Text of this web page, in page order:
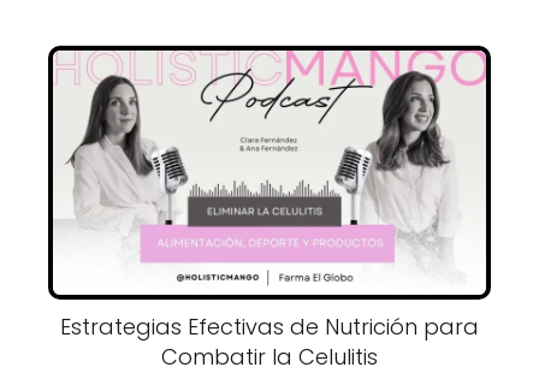
Estrategias Efectivas de Nutrición para
Combatir la Celulitis